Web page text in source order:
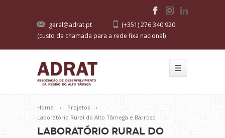
geral@adrat.pt
(+351) 276 340 920
(custo da chamada para a rede fixa nacional)
Home
Projetos
Laboratório Rural do Alto Tâmega e Barroso
Laboratório Rural do